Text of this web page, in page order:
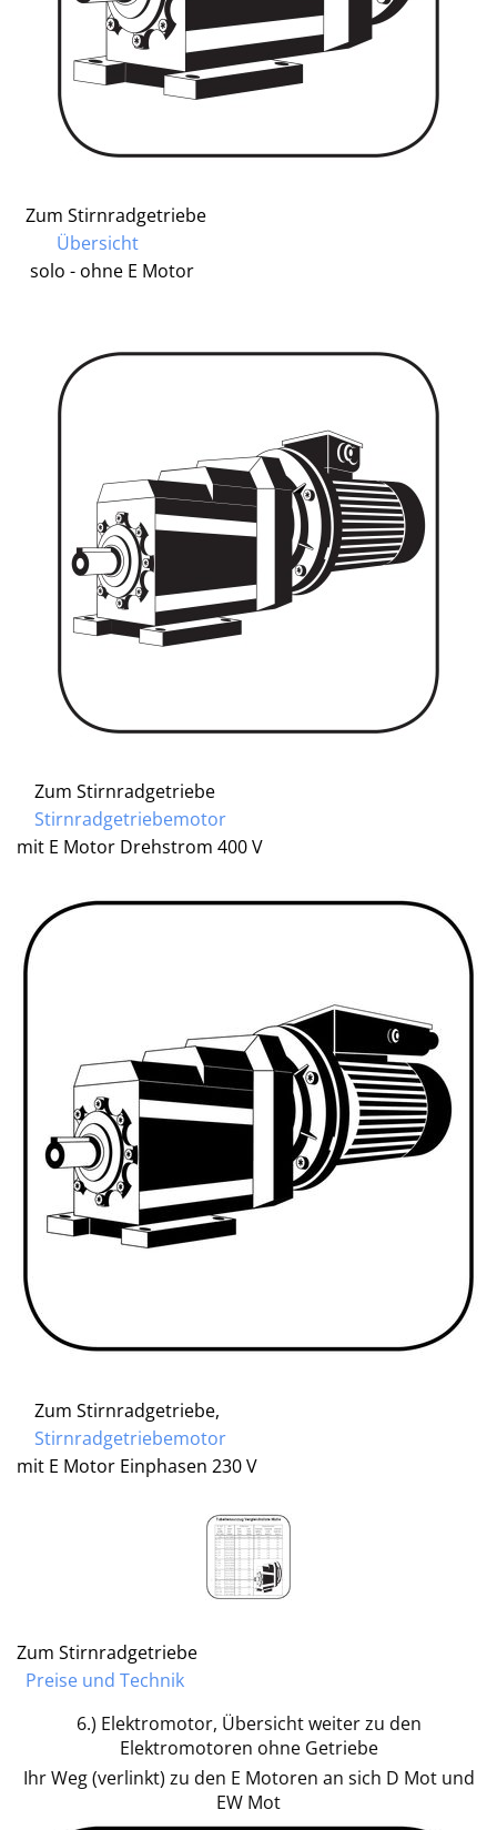
Zum Stirnradgetriebe
Übersicht
solo - ohne E Motor
Zum Stirnradgetriebe
Stirnradgetriebemotor
mit E Motor Drehstrom 400 V
Zum Stirnradgetriebe,
Stirnradgetriebemotor
mit E Motor Einphasen 230 V
Zum Stirnradgetriebe
Preise und Technik
6.) Elektromotor, Übersicht weiter zu den
Elektromotoren ohne Getriebe
Ihr Weg (verlinkt) zu den E Motoren an sich D Mot und
EW Mot